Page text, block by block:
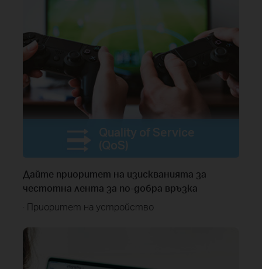
Quality of Service
(QoS)
Дайте приоритет на изискванията за
честотна лента за по-добра връзка
· Приоритет на устройство